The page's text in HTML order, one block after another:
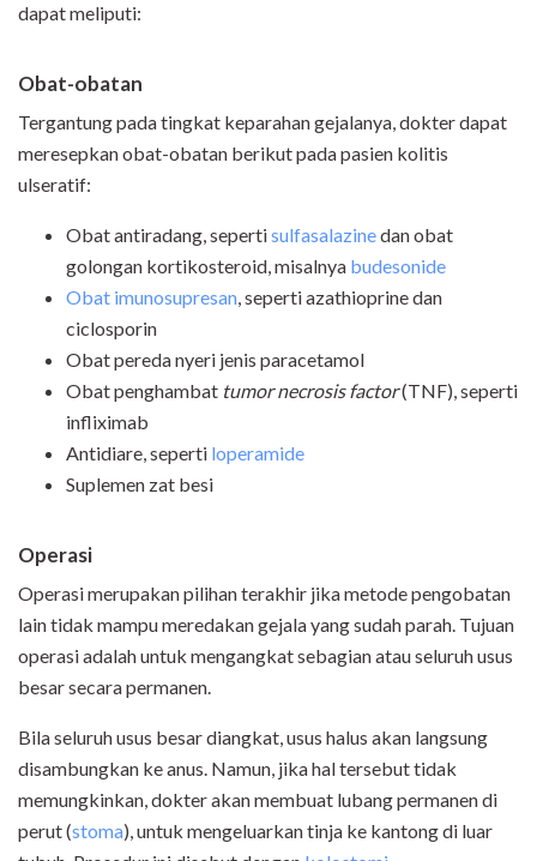
dapat meliputi:
Obat-obatan
Tergantung pada tingkat keparahan gejalanya, dokter dapat
meresepkan obat-obatan berikut pada pasien kolitis
ulseratif:
Obat antiradang, sepertisulfasalazinedan obat
golongan kortikosteroid, misalnya budesonide
Obat imunosupresan, seperti azathioprine dan
ciclosporin
Obat pereda nyeri jenis paracetamol
Obat penghambat tumor necrosis factor(TNF), seperti
infliximab
Antidiare, seperti loperamide
Suplemen zat besi
Operasi
Operasi merupakan pilihan terakhir jika metode pengobatan
lain tidak mampu meredakan gejala yang sudah parah. Tujuan
operasi adalah untuk mengangkat sebagian atau seluruh usus
besar secara permanen.
Bila seluruh usus besar diangkat, usus halus akan langsung
disambungkan ke anus. Namun, jika hal tersebut tidak
memungkinkan, dokter akan membuat lubang permanen di
perut (stoma), untuk mengeluarkan tinja ke kantong di luar